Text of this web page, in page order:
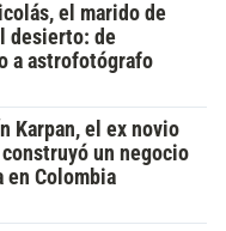
el marido de
desierto: de
a astrofotógrafo
Karpan, el ex novio
un negocio
en Colombia